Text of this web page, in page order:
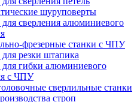
шуруповерты
сверления алюминиевого
фрезерные станки с ЧПУ
резки штапика
гибки алюминиевого
с ЧПУ
сверлильные станки
строп